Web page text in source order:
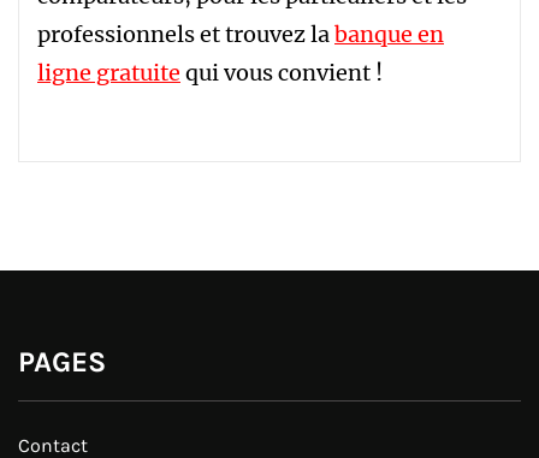
professionnels et trouvez labanque en
ligne gratuite qui vous convient !
PAGES
Contact